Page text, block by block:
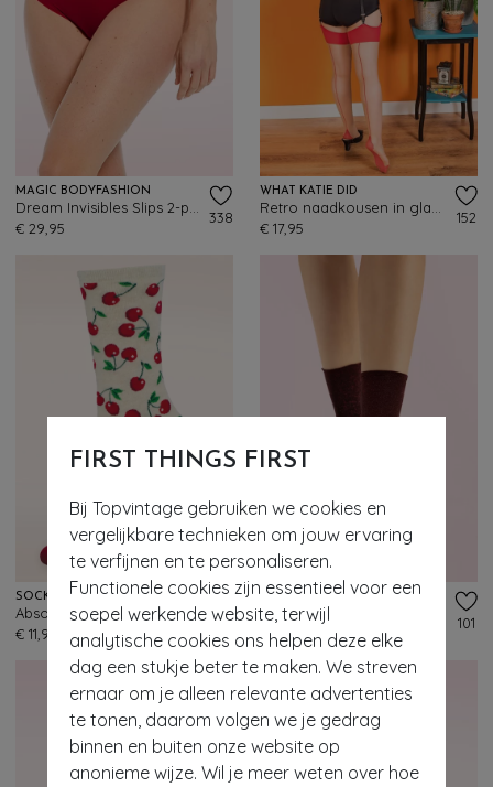
FIRST THINGS FIRST
Bij Topvintage gebruiken we cookies en
vergelijkbare technieken om jouw ervaring
te verfijnen en te personaliseren.
Functionele cookies zijn essentieel voor een
soepel werkende website, terwijl
analytische cookies ons helpen deze elke
dag een stukje beter te maken. We streven
ernaar om je alleen relevante advertenties
te tonen, daarom volgen we je gedrag
binnen en buiten onze website op
anonieme wijze. Wil je meer weten over hoe
MAGIC BODYFASHION
€ 29,95
338
WHAT KATIE DID
€ 17,95
152
SOCKSMITH
Absolutely Cherry sokken in crème en rood
€ 11,95
252
FIORELLA
€ 7,95
101